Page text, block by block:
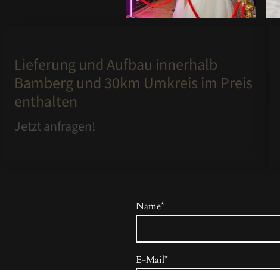
Lieferung und Aufbau innerhalb
Bamberg und 30km Umkreis im Preis
enthalten
Jetzt anfragen!
Name*
E-Mail*